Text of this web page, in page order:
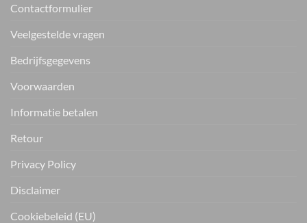
Contactformulier
Veelgestelde vragen
Bedrijfsgegevens
Voorwaarden
Informatie betalen
Retour
Privacy Policy
Disclaimer
Cookiebeleid (EU)